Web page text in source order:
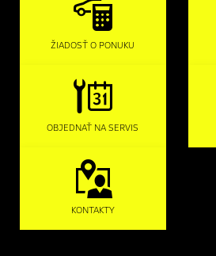
ŽIADOSŤ O PONUKU
OBJEDNAŤ NA SERVIS
KONTAKTY